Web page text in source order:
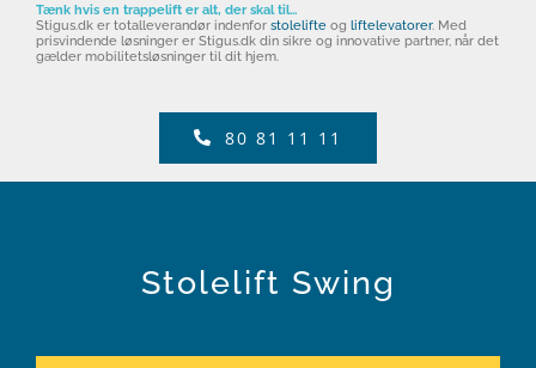
Tænk hvis en trappelift er alt, der skal til...
Stigus.dk er totalleverandør indenfor stolelifte og liftelevatorer. Med
prisvindende løsninger er Stigus.dk din sikre og innovative partner, når det
gælder mobilitetsløsninger til dit hjem.
80 81 11 11
Stolelift Swing